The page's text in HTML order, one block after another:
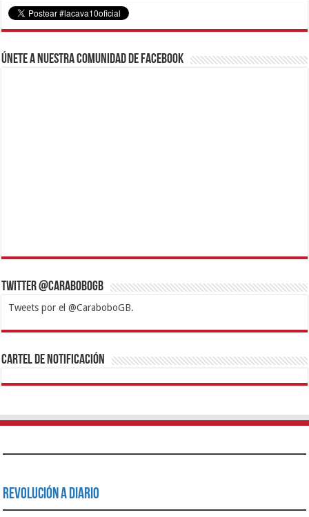
Únete a nuestra comunidad de Facebook
Twitter @CaraboboGB
Tweets por el @CaraboboGB.
1xbetBetturkeyBetistKralbetSupertotobetTipobetMatadorbetMariobet
https://mvbcasino.com/
Cartel de Notificación
Revolución a Diario